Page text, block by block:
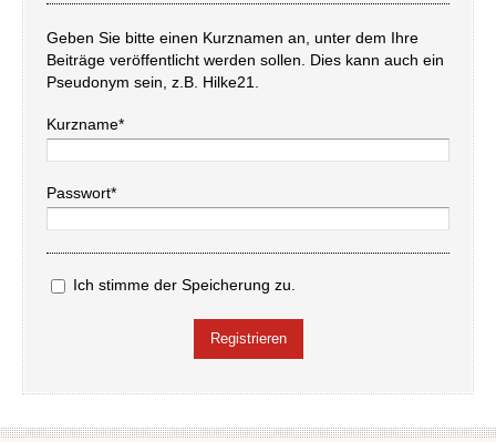
Geben Sie bitte einen Kurznamen an, unter dem Ihre
Beiträge veröffentlicht werden sollen. Dies kann auch ein
Pseudonym sein, z.B. Hilke21.
Kurzname*
Passwort*
Ich stimme der Speicherung zu.